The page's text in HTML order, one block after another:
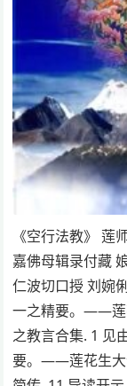
《空行法教》 莲
嘉佛母辑录付藏
仁波切口授 刘婉
一之精要。——莲
之教言合集. 1 见
要。——莲花生大